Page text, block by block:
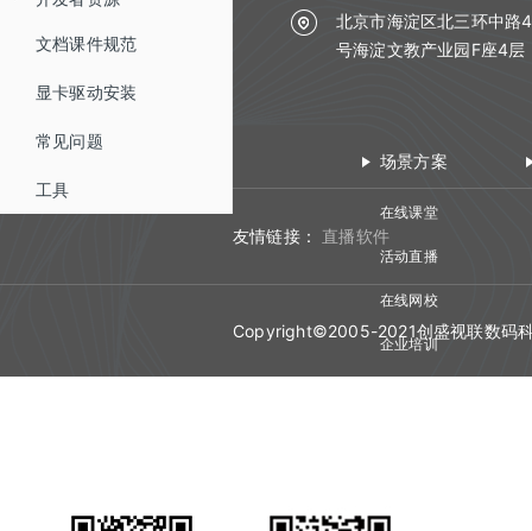
打卡
抽奖
问卷
随堂测
美颜
Live API 开发指南
概述
HTTP接口
WEB SDK 开发指南
直播SDK API
快速开始
助教SDK
微信小程序SDK
回调接口开发指南
文档课件规范
显卡驱动安装
常见问题
工具
北京市海淀区北三环中路
号海淀文教产业园F座4层
场景方案
在线课堂
活动直播
在线网校
企业培训
友情链接： 直播软件
Copyright©2005-2021创盛视联数码